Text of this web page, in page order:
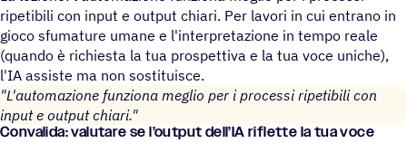
ripetibili con input e output chiari. Per lavori in cui entrano in
gioco sfumature umane e l'interpretazione in tempo reale
(quando è richiesta la tua prospettiva e la tua voce uniche),
l'IA assiste ma non sostituisce.
"L'automazione funziona meglio per i processi ripetibili con
input e output chiari."
Conva­lida: valu­tare se l’out­put dell’IA riflette la tua voce